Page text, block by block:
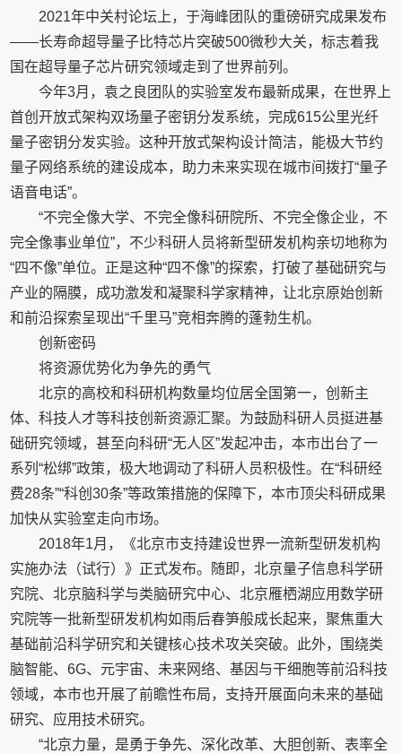
2021年中关村论坛上，于海峰团队的重磅研究成果发布
——长寿命超导量子比特芯片突破500微秒大关，标志着我
国在超导量子芯片研究领域走到了世界前列。
今年3月，袁之良团队的实验室发布最新成果，在世界上
首创开放式架构双场量子密钥分发系统，完成615公里光纤
量子密钥分发实验。这种开放式架构设计简洁，能极大节约
量子网络系统的建设成本，助力未来实现在城市间拨打“量子
语音电话”。
“不完全像大学、不完全像科研院所、不完全像企业，不
完全像事业单位”，不少科研人员将新型研发机构亲切地称为
“四不像”单位。正是这种“四不像”的探索，打破了基础研究与
产业的隔膜，成功激发和凝聚科学家精神，让北京原始创新
和前沿探索呈现出“千里马”竞相奔腾的蓬勃生机。
创新密码
将资源优势化为争先的勇气
北京的高校和科研机构数量均位居全国第一，创新主
体、科技人才等科技创新资源汇聚。为鼓励科研人员挺进基
础研究领域，甚至向科研“无人区”发起冲击，本市出台了一
系列“松绑”政策，极大地调动了科研人员积极性。在“科研经
费28条”“科创30条”等政策措施的保障下，本市顶尖科研成果
加快从实验室走向市场。
2018年1月，《北京市支持建设世界一流新型研发机构
实施办法（试行）》正式发布。随即，北京量子信息科学研
究院、北京脑科学与类脑研究中心、北京雁栖湖应用数学研
究院等一批新型研发机构如雨后春笋般成长起来，聚焦重大
基础前沿科学研究和关键核心技术攻关突破。此外，围绕类
脑智能、6G、元宇宙、未来网络、基因与干细胞等前沿科技
领域，本市也开展了前瞻性布局，支持开展面向未来的基础
研究、应用技术研究。
“北京力量，是勇于争先、深化改革、大胆创新、表率全